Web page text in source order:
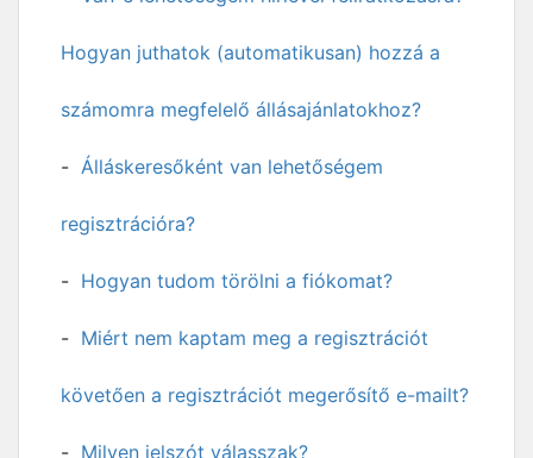
Hogyan juthatok (automatikusan) hozzá a
számomra megfelelő állásajánlatokhoz?
Álláskeresőként van lehetőségem
regisztrációra?
Hogyan tudom törölni a fiókomat?
Miért nem kaptam meg a regisztrációt
követően a regisztrációt megerősítő e-mailt?
Milyen jelszót válasszak?